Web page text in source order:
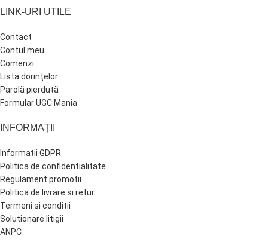
LINK-URI UTILE
Contact
Contul meu
Comenzi
Lista dorințelor
Parolă pierdută
Formular UGC Mania
INFORMAȚII
Informatii GDPR
Politica de confidentialitate
Regulament promotii
Politica de livrare si retur
Termeni si conditii
Solutionare litigii
ANPC